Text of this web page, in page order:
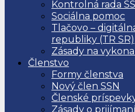
Kontrolná rada
Sociálna pomoc
Tlačovo –
republiky (TR SR)
Zásady na
Členstvo
Formy členstva
Nový člen SSN
Členské
Zásady o